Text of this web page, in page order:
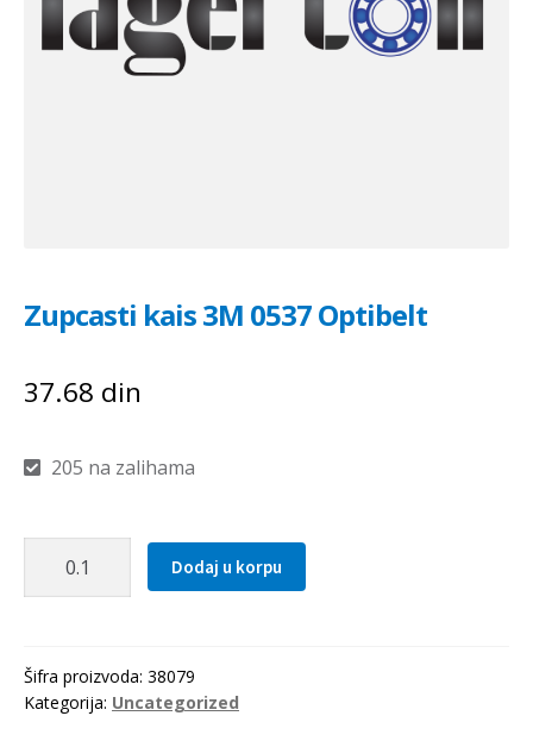
Zupcasti kais 3M 0537 Optibelt
37.68 din
205 na zalihama
Optibelt
količina
Dodaj u korpu
Šifra proizvoda: 38079
Kategorija: Uncategorized